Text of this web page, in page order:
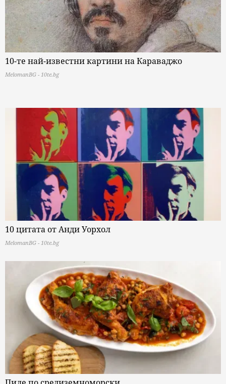
10-те най-известни картини на Караваджо
MelomanBG - 10te.bg
10 цитата от Анди Уорхол
MelomanBG - 10te.bg